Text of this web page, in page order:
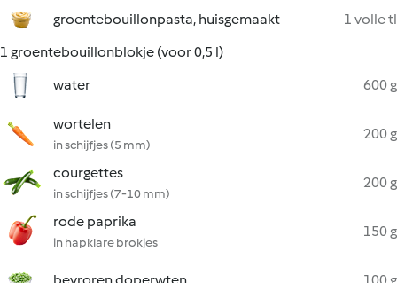
groentebouillonpasta, huisgemaakt
1 volle tl
1 groentebouillonblokje (voor 0,5 l)
water
600 g
wortelen
in schijfjes (5 mm)
200 g
courgettes
in schijfjes (7-10 mm)
200 g
rode paprika
in hapklare brokjes
150 g